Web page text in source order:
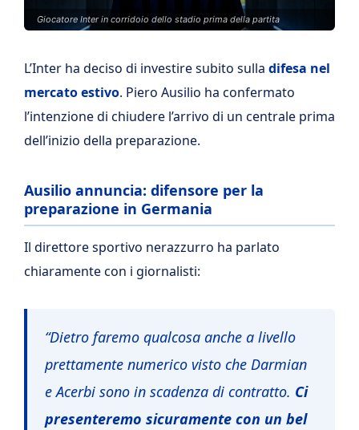
Giocatore Inter in corridoio dello stadio prima della partita
L’Inter ha deciso di investire subito sulla difesa nel
mercato estivo. Piero Ausilio ha confermato
l’intenzione di chiudere l’arrivo di un centrale prima
dell’inizio della preparazione.
Ausilio annuncia: difensore per la
preparazione in Germania
Il direttore sportivo nerazzurro ha parlato
chiaramente con i giornalisti:
“Dietro faremo qualcosa anche a livello
prettamente numerico visto che Darmian
e Acerbi sono in scadenza di contratto. Ci
presenteremo sicuramente con un bel